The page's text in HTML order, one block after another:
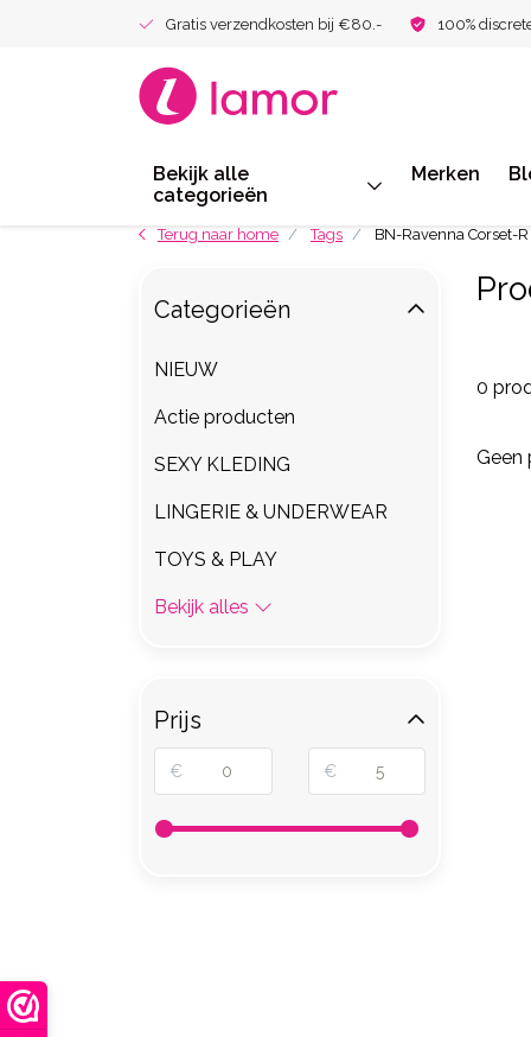
Gratis verzendkosten bij €80.- 100%
Bekijk alle
categorieën
Merken
Terug naar home Tags BN-Ravenna Corset-R
0
Geen
Categorieën
NIEUW
Actie producten
SEXY KLEDING
LINGERIE & UNDERWEAR
TOYS & PLAY
Bekijk alles
Prijs
€ €